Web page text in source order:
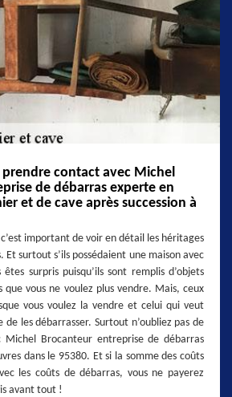
prendre contact avec Michel
de débarras experte en
et de cave après succession à
important de voir en détail les héritages
Et surtout s’ils possédaient une maison avec
surpris puisqu’ils sont remplis d’objets
vous ne voulez plus vendre. Mais, ceux
vous voulez la vendre et celui qui veut
de les débarrasser. Surtout n’oubliez pas de
Michel Brocanteur entreprise de débarras
dans le 95380. Et si la somme des coûts
les coûts de débarras, vous ne payerez
avant tout !